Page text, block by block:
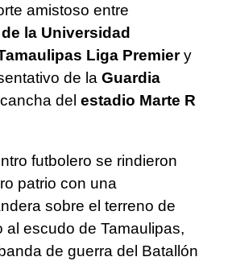
amistoso entre
la Universidad
Liga Premiery
de la Guardia
del estadio Marte R
futbolero se rindieron
patrio con una
sobre el terreno de
al escudo de Tamaulipas,
de guerra del Batallón